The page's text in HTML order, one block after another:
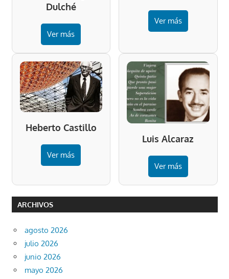
Dulché
Ver más
Ver más
Heberto Castillo
Ver más
Luis Alcaraz
Ver más
ARCHIVOS
agosto 2026
julio 2026
junio 2026
mayo 2026